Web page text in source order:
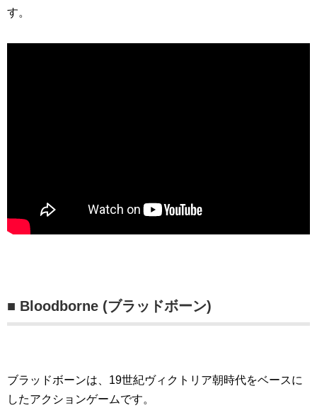
す。
■ Bloodborne (ブラッドボーン)
ブラッドボーンは、19世紀ヴィクトリア朝時代をベースに
したアクションゲームです。